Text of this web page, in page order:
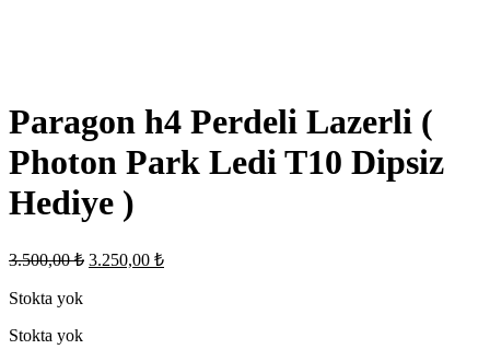
Paragon h4 Perdeli Lazerli (
Photon Park Ledi T10 Dipsiz
Hediye )
3.500,00₺ Orijinal
3.250,00 ₺Şu
Stokta yok
Stokta yok